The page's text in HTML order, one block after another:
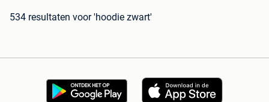
534 resultaten voor 'hoodie zwart'